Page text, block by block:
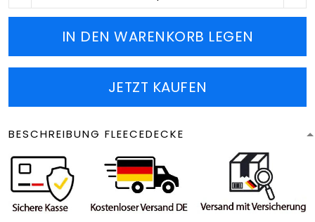
IN DEN WARENKORB LEGEN
JETZT KAUFEN
BESCHREIBUNG FLEECEDECKE